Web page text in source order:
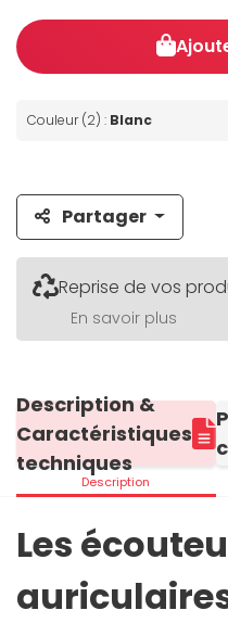
Couleur (2) : Blanc
Partager
Reprise de vos
En savoir plus
Description &
Caractéristiques
techniques
Description
Les